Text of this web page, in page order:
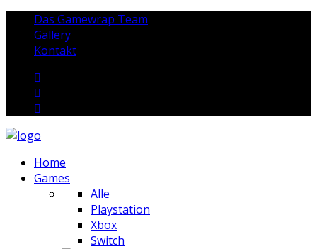
Das Gamewrap Team
Gallery
Kontakt
Home
Games
Alle
Playstation
Xbox
Switch